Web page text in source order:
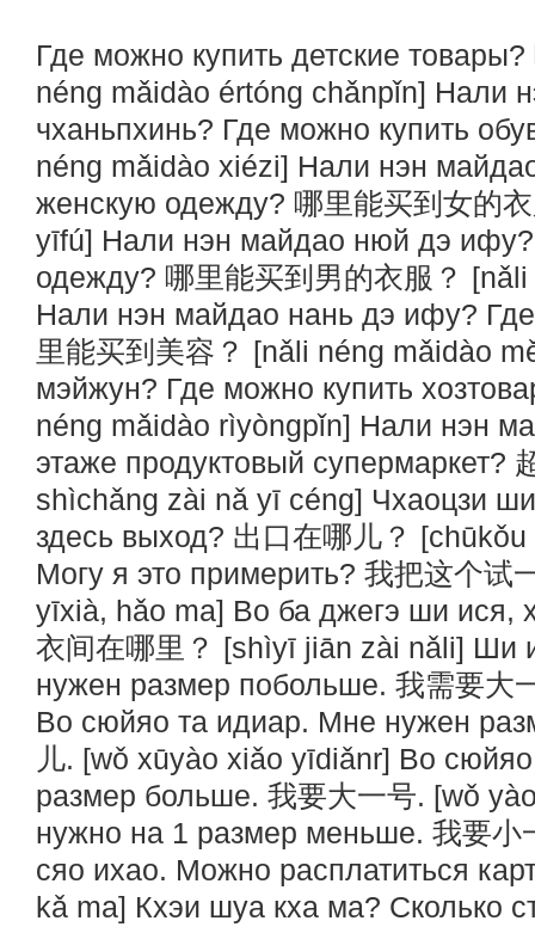
Где можно купить детские
néng mǎidào értóng chǎnpǐn] Нали
чханьпхинь? Где можно купить
néng mǎidào xiézi] Нали нэн
женскую одежду? 哪里能买到女的
yīfú] Нали нэн майдао нюй дэ
одежду? 哪里能买到男的衣服？
Нали нэн майдао нань дэ ифу?
里能买到美容？ [nǎli néng mǎidào
мэйжун? Где можно купить
néng mǎidào rìyòngpǐn] Нали нэн
этаже продуктовый супермаркет?
shìchǎng zài nǎ yī céng] Чхаоцзи
здесь выход? 出口在哪儿？
Могу я это примерить? 我把这个试
yīxià, hǎo ma] Во ба джегэ ши ися,
衣间在哪里？ [shìyī jiān zài nǎli] Ши
нужен размер побольше. 我需要大
Во сюйяо та идиар. Мне нужен
儿. [wǒ xūyào xiǎo yīdiǎnr] Во
размер больше. 我要大一号. [wǒ
нужно на 1 размер меньше. 我要
сяо ихао. Можно расплатиться
kǎ ma] Кхэи шуа кха ма? Сколько